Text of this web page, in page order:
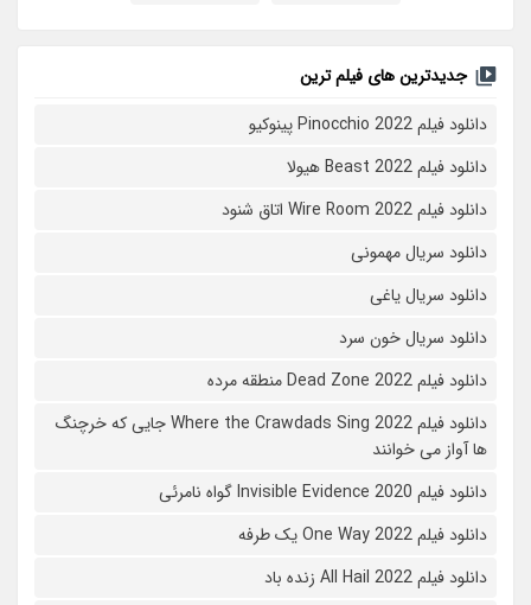
جدیدترین های فیلم ترین
دانلود فیلم Pinocchio 2022 پینوکیو
دانلود فیلم Beast 2022 هیولا
دانلود فیلم Wire Room 2022 اتاق شنود
دانلود سریال مهمونی
دانلود سریال یاغی
دانلود سریال خون سرد
دانلود فیلم 2022 Dead Zone منطقه مرده
دانلود فیلم Where the Crawdads Sing 2022 جایی که خرچنگ
ها آواز می خوانند
دانلود فیلم 2020 Invisible Evidence گواه نامرئی
دانلود فیلم One Way 2022 یک طرفه
دانلود فیلم All Hail 2022 زنده باد